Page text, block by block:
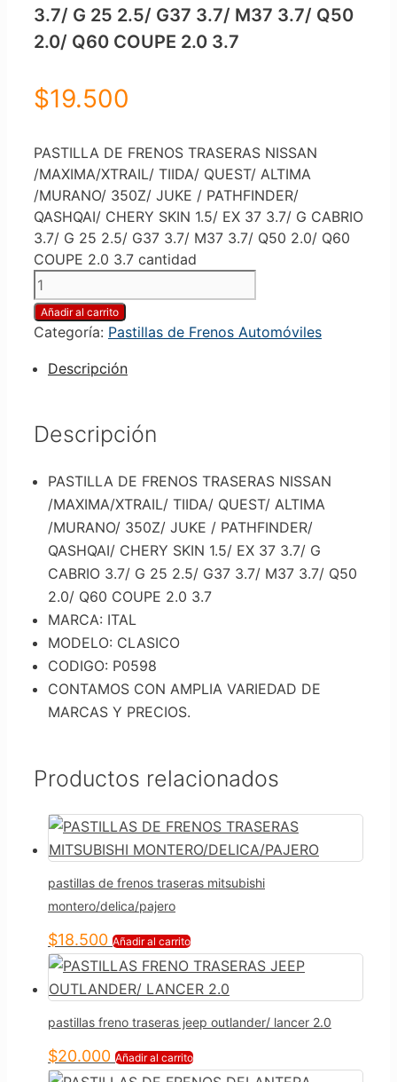
3.7/ G 25 2.5/ G37 3.7/ M37 3.7/ Q50
2.0/ Q60 COUPE 2.0 3.7
$19.500
PASTILLA DE FRENOS TRASERAS NISSAN
/MAXIMA/XTRAIL/ TIIDA/ QUEST/ ALTIMA
/MURANO/ 350Z/ JUKE / PATHFINDER/
QASHQAI/ CHERY SKIN 1.5/ EX 37 3.7/ G CABRIO
3.7/ G 25 2.5/ G37 3.7/ M37 3.7/ Q50 2.0/ Q60
COUPE 2.0 3.7 cantidad
Añadir al carrito
Categoría: Pastillas de Frenos Automóviles
Descripción
Descripción
PASTILLA DE FRENOS TRASERAS NISSAN
/MAXIMA/XTRAIL/ TIIDA/ QUEST/ ALTIMA
/MURANO/ 350Z/ JUKE / PATHFINDER/
QASHQAI/ CHERY SKIN 1.5/ EX 37 3.7/ G
CABRIO 3.7/ G 25 2.5/ G37 3.7/ M37 3.7/ Q50
2.0/ Q60 COUPE 2.0 3.7
MARCA: ITAL
MODELO: CLASICO
CODIGO: P0598
CONTAMOS CON AMPLIA VARIEDAD DE
MARCAS Y PRECIOS.
Productos relacionados
pastillas de frenos traseras mitsubishi
montero/delica/pajero
$18.500 Añadir al carrito
pastillas freno traseras jeep outlander/ lancer 2.0
$20.000 Añadir al carrito